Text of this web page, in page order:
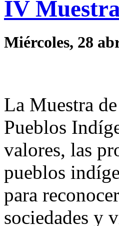
IV
Miércoles, 28
La Muestra
Pueblos
valores, las
pueblos
para
sociedades y